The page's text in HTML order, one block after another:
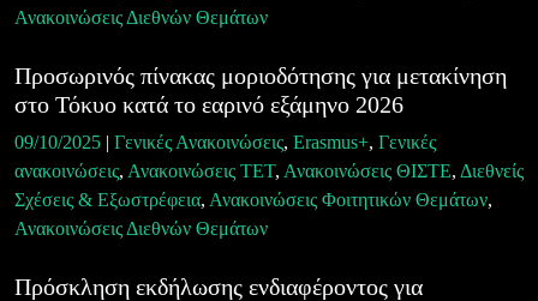
Ανακοινώσεις Διεθνών Θεμάτων
Προσωρινός πίνακας μοριοδότησης για μετακίνηση
στο Τόκυο κατά το εαρινό εξάμηνο 2026
09/10/2025 | Γενικές Ανακοινώσεις, Erasmus+, Γενικές
ανακοινώσεις, Ανακοινώσεις ΤΕΤ, Ανακοινώσεις ΘΙΣΤΕ, Διεθνείς
Σχέσεις & Εξωστρέφεια, Ανακοινώσεις Φοιτητικών Θεμάτων,
Ανακοινώσεις Διεθνών Θεμάτων
Πρόσκληση εκδήλωσης ενδιαφέροντος για